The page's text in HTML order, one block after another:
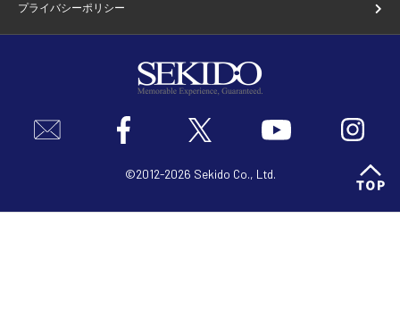
プライバシーポリシー
©2012-2026 Sekido Co., Ltd.